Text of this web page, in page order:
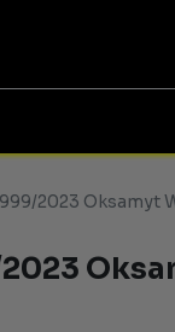
2023 Oksamyt